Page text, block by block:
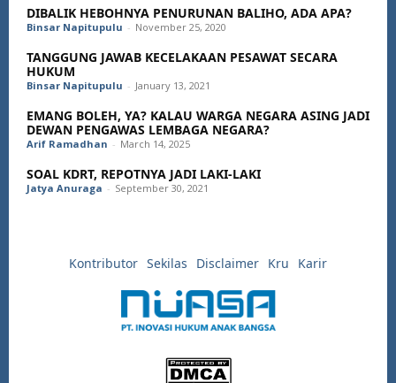
DIBALIK HEBOHNYA PENURUNAN BALIHO, ADA APA?
Binsar Napitupulu - November 25, 2020
TANGGUNG JAWAB KECELAKAAN PESAWAT SECARA
HUKUM
Binsar Napitupulu - January 13, 2021
EMANG BOLEH, YA? KALAU WARGA NEGARA ASING JADI
DEWAN PENGAWAS LEMBAGA NEGARA?
Arif Ramadhan - March 14, 2025
SOAL KDRT, REPOTNYA JADI LAKI-LAKI
Jatya Anuraga - September 30, 2021
Kontributor Sekilas Disclaimer Kru Karir